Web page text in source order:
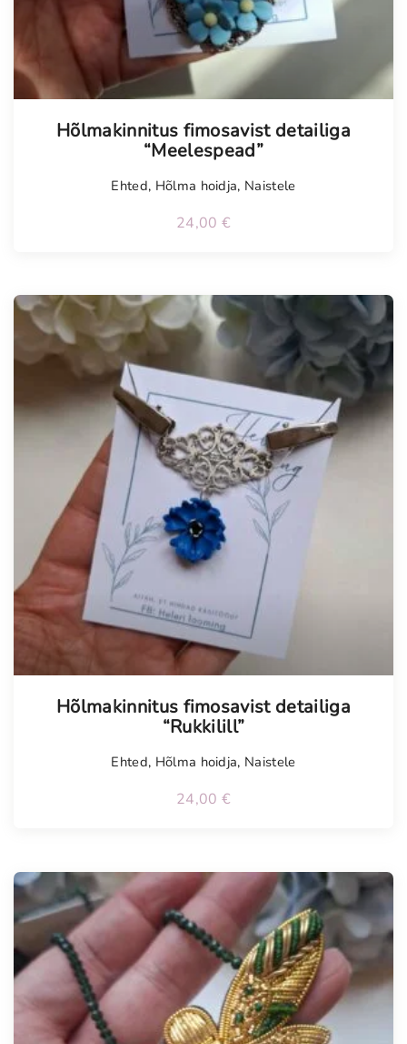
Hõlmakinnitus fimosavist detailiga
“Meelespead”
Ehted, Hõlma hoidja, Naistele
24,00 €
Hõlmakinnitus fimosavist detailiga
“Rukkilill”
Ehted, Hõlma hoidja, Naistele
24,00 €